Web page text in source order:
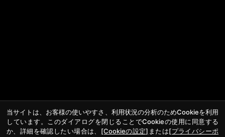
当サイトは、お客様の使いやすさ、利用状況の分析のためCookieを利用
しています。このダイアログを閉じることでCookieの使用に同意する
か、詳細を確認したい場合は、 [Cookieの設定] または[プライバシーポ